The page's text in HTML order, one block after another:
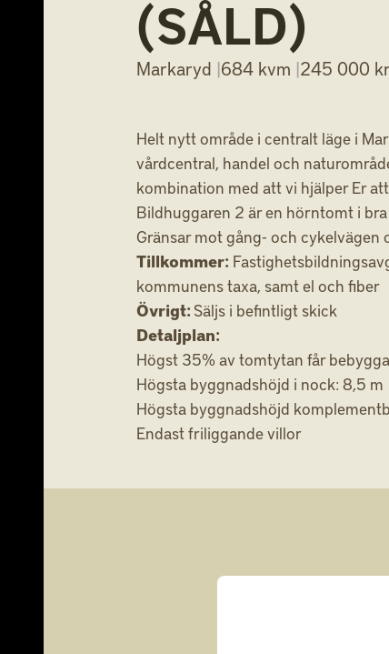
(SÅLD)
Markaryd |684 kvm |245 000 kr
Helt nytt område i centralt läge i
vårdcentral, handel och
kombination med att vi hjälper Er
Bildhuggaren 2 är en hörntomt i
Gränsar mot gång- och
Tillkommer:
kommunens taxa, samt el och fiber
Övrigt: Säljs i befintligt skick
Detaljplan:
Högst 35% av tomtytan får
Högsta byggnadshöjd i nock: 8,5 m
Högsta byggnadshöjd
Endast friliggande villor